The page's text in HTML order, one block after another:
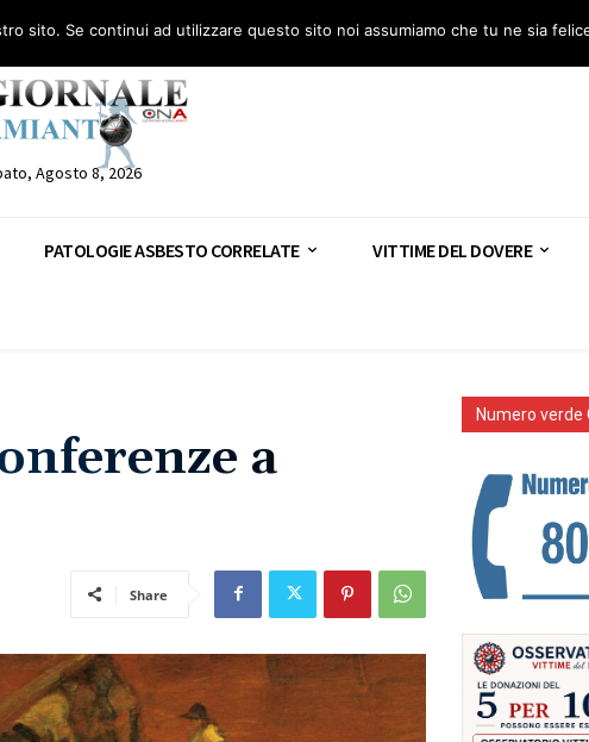
gratuita: civile, penale e lavoro Segnala – AGN Segnala – Repac
Agosto 8, 2026
PATOLOGIE ASBESTO CORRELATE VITTIME DEL DOVERE
a
Share
Numero verde
sito. Se continui ad utilizzare questo sito noi assumiamo che tu ne sia